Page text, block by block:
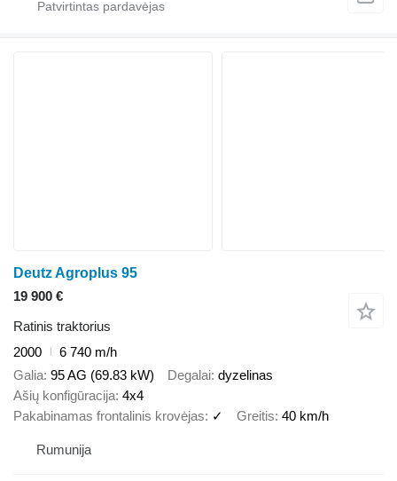
Deutz Agroplus 95
19 900 €
Ratinis traktorius
2000
6 740 m/h
Galia 95 AG (69.83 kW) Degalai dyzelinas
Ašių konfigūracija 4x4
Pakabinamas frontalinis krovėjas
✓ Greitis 40 km/h
Rumunija